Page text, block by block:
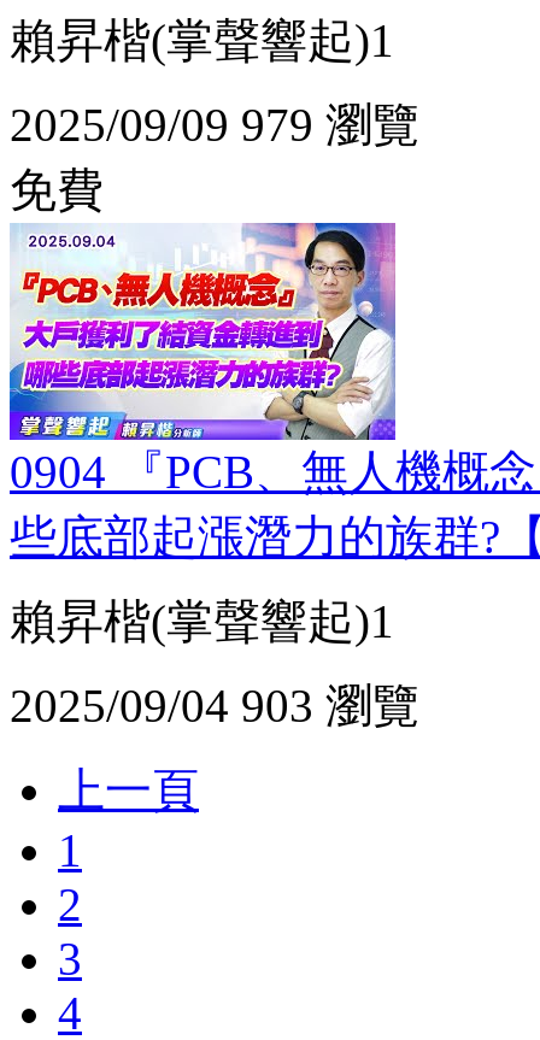
賴昇楷(掌聲響起)1
2025/09/09 979 瀏覽
免費
0904 『PCB、無人機概
些底部起漲潛力的族群?
賴昇楷(掌聲響起)1
2025/09/04 903 瀏覽
上一頁
1
2
3
4